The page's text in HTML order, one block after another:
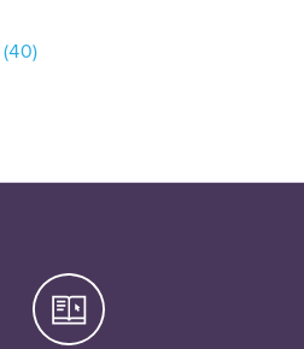
(40)